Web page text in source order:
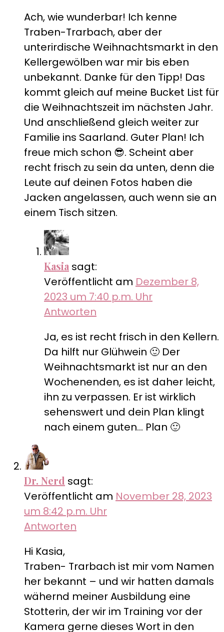
Ach, wie wunderbar! Ich kenne
Traben-Trarbach, aber der
unterirdische Weihnachtsmarkt in den
Kellergewölben war mir bis eben
unbekannt. Danke für den Tipp! Das
kommt gleich auf meine Bucket List für
die Weihnachtszeit im nächsten Jahr.
Und anschließend gleich weiter zur
Familie ins Saarland. Guter Plan! Ich
freue mich schon 😎. Scheint aber
recht frisch zu sein da unten, denn die
Leute auf deinen Fotos haben die
Jacken angelassen, auch wenn sie an
einem Tisch sitzen.
Kasia sagt:
Veröffentlicht am Dezember 8,
2023 um 7:40 p.m. Uhr
Antworten
Ja, es ist recht frisch in den Kellern.
Da hilft nur Glühwein 🙂 Der
Weihnachtsmarkt ist nur an den
Wochenenden, es ist daher leicht,
ihn zu verpassen. Er ist wirklich
sehenswert und dein Plan klingt
nach einem guten… Plan 🙂
Dr. Nerd sagt:
Veröffentlicht am November 28, 2023
um 8:42 p.m. Uhr
Antworten
Hi Kasia,
Traben- Trarbach ist mir vom Namen
her bekannt – und wir hatten damals
wähernd meiner Ausbildung eine
Stotterin, der wir im Training vor der
Kamera gerne dieses Wort in den